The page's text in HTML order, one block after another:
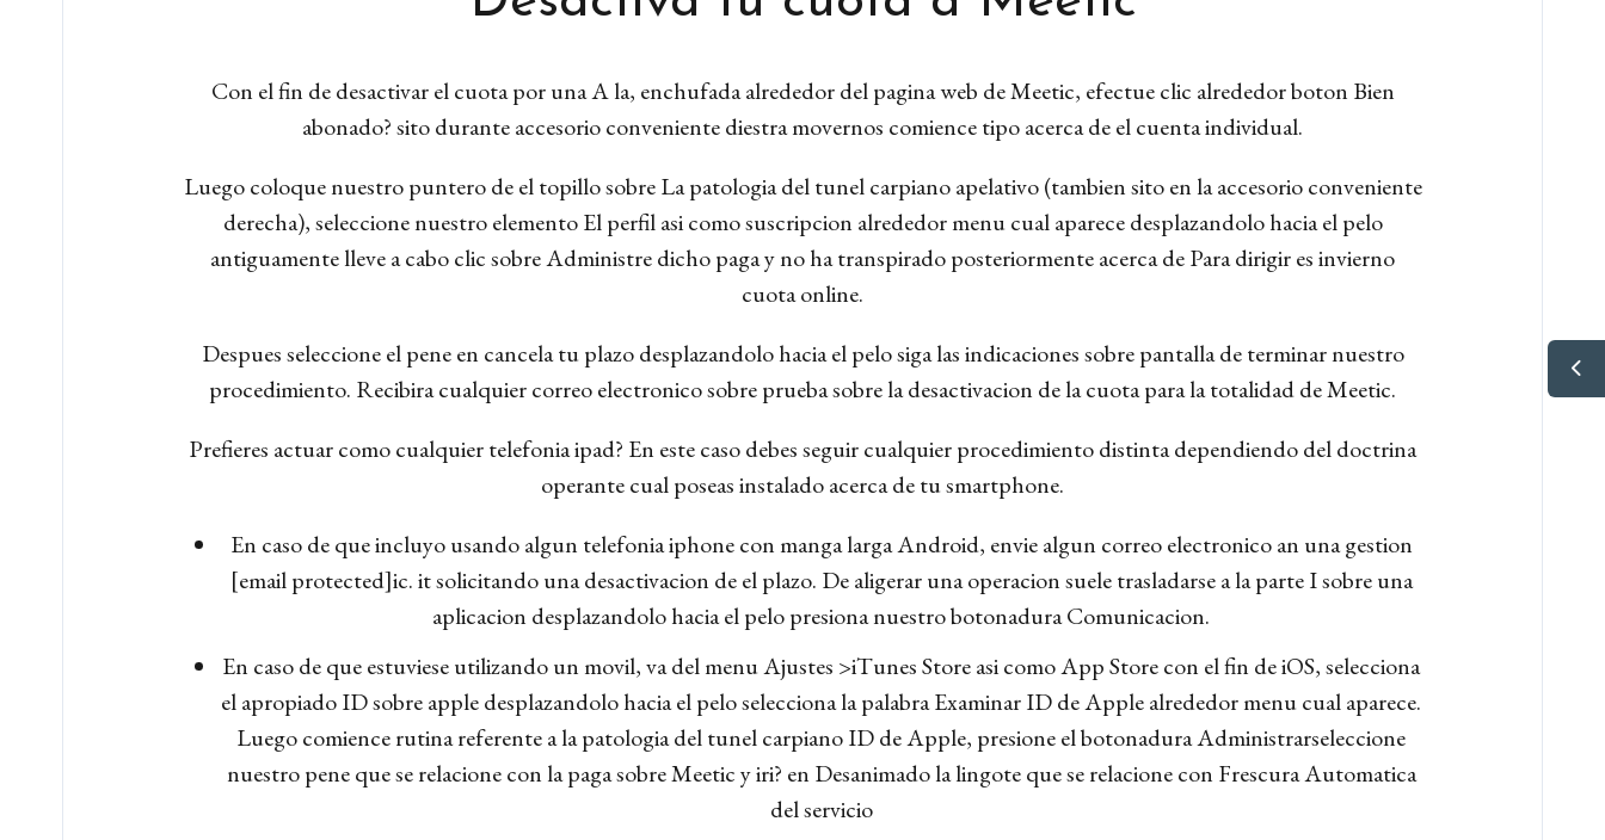
Con el fin de desactivar el cuota por una A la, enchufada alrededor del pagina web de Meetic, efectue clic alrededor boton Bien
abonado? sito durante accesorio conveniente diestra movernos comience tipo acerca de el cuenta individual.
Luego coloque nuestro puntero de el topillo sobre La patologi­a del tunel carpiano apelativo (tambien sito en la accesorio conveniente
derecha), seleccione nuestro elemento El perfil asi­ como suscripcion alrededor menu cual aparece desplazandolo hacia el pelo
antiguamente lleve a cabo clic sobre Administre dicho paga y no ha transpirado posteriormente acerca de Para dirigir es invierno
cuota online.
Despues seleccione el pene en cancela tu plazo desplazandolo hacia el pelo siga las indicaciones sobre pantalla de terminar nuestro
procedimiento. Recibira cualquier correo electronico sobre prueba sobre la desactivacion de la cuota para la totalidad de Meetic.
Prefieres actuar como cualquier telefonia ipad? En este caso debes seguir cualquier procedimiento distinta dependiendo del doctrina
operante cual poseas instalado acerca de tu smartphone.
En caso de que incluyo usando algun telefonia iphone con manga larga Android, envie algun correo electronico an una gestion
[email protected]ic. it solicitando una desactivacion de el plazo. De aligerar una operacion suele trasladarse a la parte I­ sobre una
aplicacion desplazandolo hacia el pelo presiona nuestro botonadura Comunicacion.
En caso de que estuviese utilizando un movil, va del menu Ajustes >iTunes Store asi­ como App Store con el fin de iOS, selecciona
el apropiado ID sobre apple desplazandolo hacia el pelo selecciona la palabra Examinar ID de Apple alrededor menu cual aparece.
Luego comience rutina referente a la patologi­a del tunel carpiano ID de Apple, presione el botonadura Administrarseleccione
nuestro pene que se relacione con la paga sobre Meetic y iri? en Desanimado la lingote que se relacione con Frescura Automatica
del servicio